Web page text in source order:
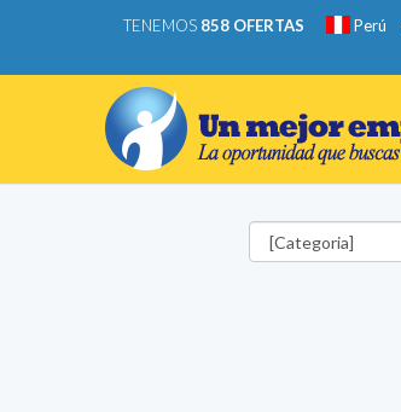
TENEMOS 858 OFERTAS Perú
Categorías